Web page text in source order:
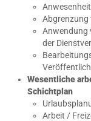
Abgrenzung
Anwendung
der
Wesentliche
Schichtplan
Arbeit /